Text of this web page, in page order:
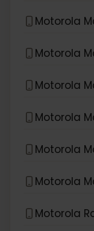
Motorola
Motorola
Motorola
Motorola
Motorola
Motorola
Motorola